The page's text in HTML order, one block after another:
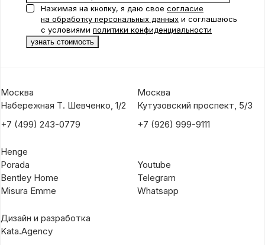
Нажимая на кнопку, я даю свое согласие
на обработку персональных данных и соглашаюсь
с условиями политики конфиденциальности
Москва
Набережная Т. Шевченко, 1/2
+7 (499) 243-0779
Москва
Кутузовский проспект, 5/3
+7 (926) 999-9111
Henge
Porada
Bentley Home
Misura Emme
Youtube
Telegram
Whatsapp
Дизайн и разработка
Kata.Agency